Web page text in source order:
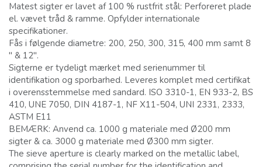
Matest sigter er lavet af 100 % rustfrit stål: Perforeret plade
el. vævet tråd & ramme. Opfylder internationale
specifikationer.
Fås i følgende diametre: 200, 250, 300, 315, 400 mm samt 8
" & 12".
Sigterne er tydeligt mærket med serienummer til
identifikation og sporbarhed. Leveres komplet med certifikat
i overensstemmelse med sandard. ISO 3310-1, EN 933-2, BS
410, UNE 7050, DIN 4187-1, NF X11-504, UNI 2331, 2333,
ASTM E11
BEMÆRK: Anvend ca. 1000 g materiale med Ø200 mm
sigter & ca. 3000 g materiale med Ø300 mm sigter.
The sieve aperture is clearly marked on the metallic label,